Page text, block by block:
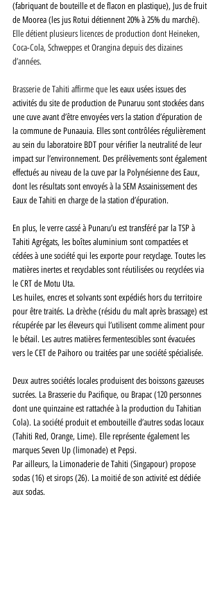
(fabriquant de bouteille et de flacon en plastique), Jus de fruit
de Moorea (les jus Rotui détiennent 20% à 25% du marché).
Elle détient plusieurs licences de production dont Heineken,
Coca-Cola, Schweppes et Orangina depuis des dizaines
d’années.
Brasserie de Tahiti affirme que l es eaux usées issues des
activités du site de production de Punaruu sont stockées dans
une cuve avant d’être envoyées vers la station d’épuration de
la commune de Punaauia. Elles sont contrôlées régulièrement
au sein du laboratoire BDT pour vérifier la neutralité de leur
impact sur l’environnement. Des prélèvements sont également
effectués au niveau de la cuve par la Polynésienne des Eaux,
dont les résultats sont envoyés à la SEM Assainissement des
Eaux de Tahiti en charge de la station d’épuration.
En plus, le verre cassé à Punaru’u est transféré par la TSP à
Tahiti Agrégats, les boîtes aluminium sont compactées et
cédées à une société qui les exporte pour recyclage. Toutes les
matières inertes et recyclables sont réutilisées ou recyclées via
le CRT de Motu Uta.
Les huiles, encres et solvants sont expédiés hors du territoire
pour être traités. La drèche (résidu du malt après brassage) est
récupérée par les éleveurs qui l’utilisent comme aliment pour
le bétail. Les autres matières fermentescibles sont évacuées
vers le CET de Paihoro ou traitées par une société spécialisée.
Deux autres sociétés locales produisent des boissons gazeuses
sucrées. La Brasserie du Pacifique, ou Brapac (120 personnes
dont une quinzaine est rattachée à la production du Tahitian
Cola). La société produit et embouteille d’autres sodas locaux
(Tahiti Red, Orange, Lime). Elle représente également les
marques Seven Up (limonade) et Pepsi.
Par ailleurs, la Limonaderie de Tahiti (Singapour) propose
sodas (16) et sirops (26). La moitié de son activité est dédiée
aux sodas.